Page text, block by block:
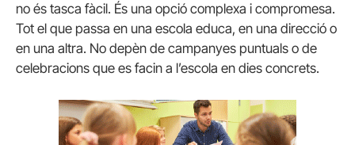
no és tasca fàcil. És una opció complexa i compromesa.
Tot el que passa en una escola educa, en una direcció o
en una altra. No depèn de campanyes puntuals o de
celebracions que es facin a l’escola en dies concrets.